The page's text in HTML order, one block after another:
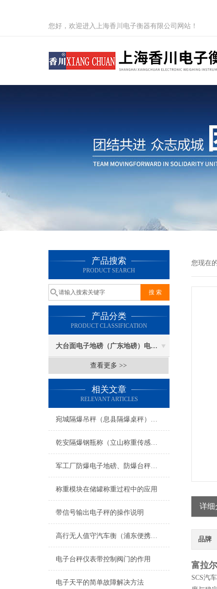
您好，欢迎进入上海香川电子衡器有限公司网站！
产品搜索
PRODUCT SEARCH
产品分类
PRODUCT CLASSIFICATION
大台面电子地磅（广东地磅）电子汽车衡
查看更多 >>
相关文章
RELEVANT ARTICLES
宛城隔爆吊秤（息县隔爆桌秤）卧龙隔爆叉车秤维修
乾安隔爆钢瓶称（立山称重传感器）长岭称重模块安装）法库防爆电子吊秤维修
军工厂防爆电子地磅、防爆台秤、防爆案秤
称重模块在储罐称重过程中的应用
带信号输出电子秤的操作说明
高行无人值守汽车衡（浦东便携式地磅）唐镇电子秤）杨浦电子汽车衡
电子台秤仪表带控制阀门的作用
电子天平的简单故障解决方法
您现在
详细
品牌
富拉
SCS汽